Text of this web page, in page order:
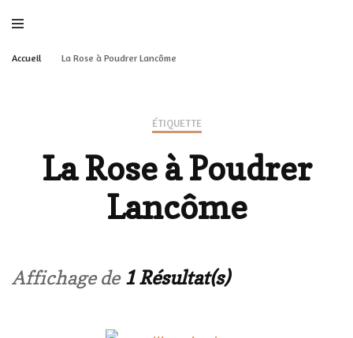
Accueil La Rose à Poudrer Lancôme
ÉTIQUETTE
La Rose à Poudrer
Lancôme
Affichage de 1 Résultat(s)